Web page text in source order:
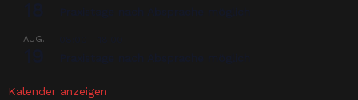
AUG.
Kalender anzeigen